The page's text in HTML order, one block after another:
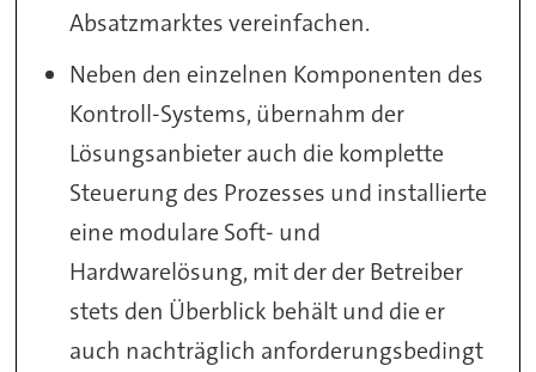
Absatzmarktes vereinfachen.
Neben den einzelnen Komponenten des
Kontroll-Systems, übernahm der
Lösungsanbieter auch die komplette
Steuerung des Prozesses und installierte
eine modulare Soft- und
Hardwarelösung, mit der der Betreiber
stets den Überblick behält und die er
auch nachträglich anforderungsbedingt